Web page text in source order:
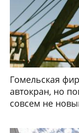
Гомельская
автокран, но
совсем не